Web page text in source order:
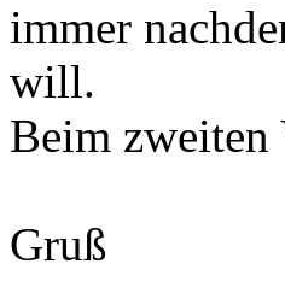
immer
will.
Beim zweiten
Gruß